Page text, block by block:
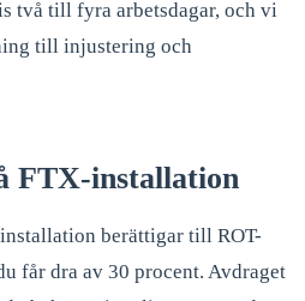
två till fyra arbetsdagar, och vi
till injustering och
FTX-installation
berättigar till ROT-
får dra av 30 procent. Avdraget